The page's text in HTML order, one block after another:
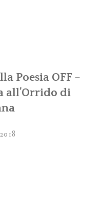
Poesia OFF –
all’Orrido di